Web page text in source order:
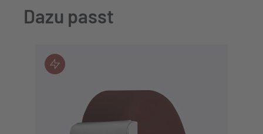
Dazu passt